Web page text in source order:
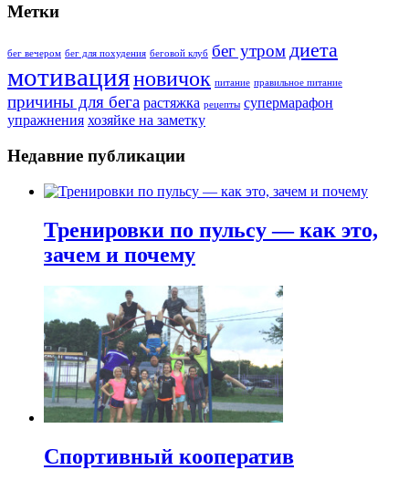
Метки
бег вечером бег для похудения беговой клуб бег утромдиета
мотивацияновичок питание правильное питание
причины для бега растяжка рецепты супермарафон
упражнения хозяйке на заметку
Недавние публикации
Тренировки по пульсу — как это,
зачем и почему
Спортивный кооператив